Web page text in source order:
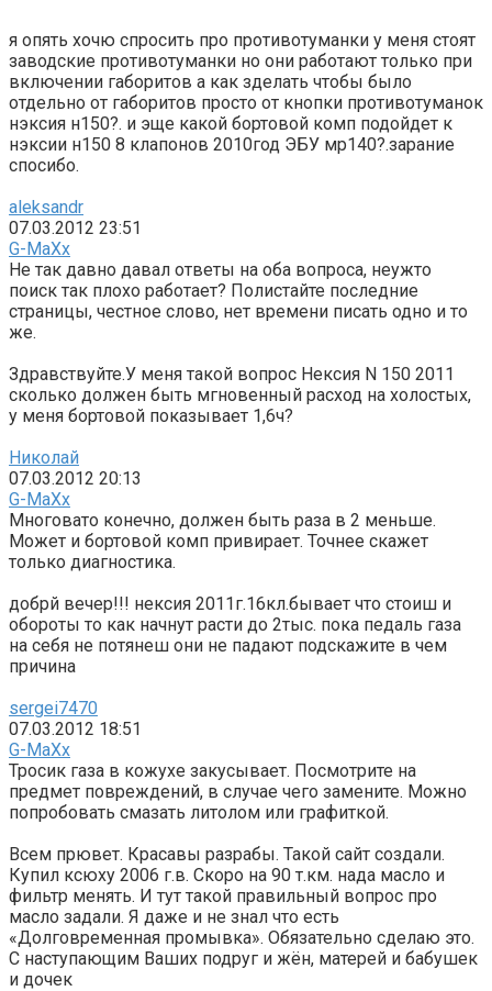
я опять хочю спросить про противотуманки у меня стоят
заводские противотуманки но они работают только при
включении габоритов а как зделать чтобы было
отдельно от габоритов просто от кнопки противотуманок
нэксия н150?. и эще какой бортовой комп подойдет к
нэксии н150 8 клапонов 2010год ЭБУ мр140?.зарание
спосибо.
aleksandr
07.03.2012 23:51
G-MaXx
Не так давно давал ответы на оба вопроса, неужто
поиск так плохо работает? Полистайте последние
страницы, честное слово, нет времени писать одно и то
же.
Здравствуйте.У меня такой вопрос Нексия N 150 2011
сколько должен быть мгновенный расход на холостых,
у меня бортовой показывает 1,6ч?
Николай
07.03.2012 20:13
G-MaXx
Многовато конечно, должен быть раза в 2 меньше.
Может и бортовой комп привирает. Точнее скажет
только диагностика.
добрй вечер!!! нексия 2011г.16кл.бывает что стоиш и
обороты то как начнут расти до 2тыс. пока педаль газа
на себя не потянеш они не падают подскажите в чем
причина
sergei7470
07.03.2012 18:51
G-MaXx
Тросик газа в кожухе закусывает. Посмотрите на
предмет повреждений, в случае чего замените. Можно
попробовать смазать литолом или графиткой.
Всем прювет. Красавы разрабы. Такой сайт создали.
Купил ксюху 2006 г.в. Скоро на 90 т.км. нада масло и
фильтр менять. И тут такой правильный вопрос про
масло задали. Я даже и не знал что есть
«Долговременная промывка». Обязательно сделаю это.
С наступающим Ваших подруг и жён, матерей и бабушек
и дочек